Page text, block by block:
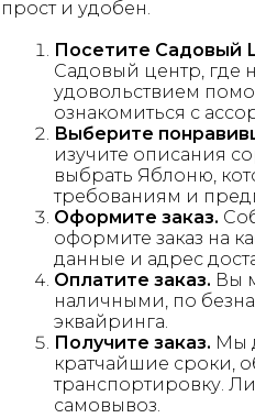
прост и удобен.
Посетите Садовый
Садовый центр, где
удовольствием
ознакомиться с
Выберите
изучите описания
выбрать Яблоню,
требованиям и
Оформите заказ.
оформите заказ на
данные и адрес
Оплатите заказ. Вы
наличными, по
эквайринга.
Получите заказ. Мы
кратчайшие сроки,
транспортировку.
самовывоз.